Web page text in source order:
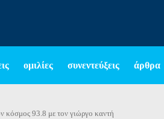
ομιλίες συνεντεύξεις άρθρα
κόσμος 93.8 με τον γιώργο καντή